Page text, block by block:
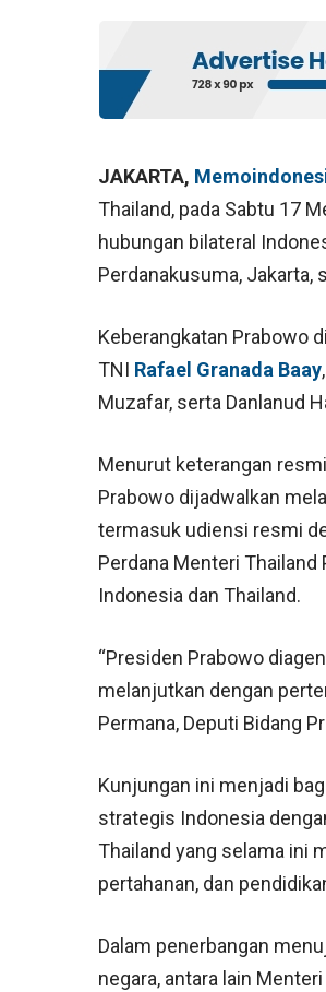
JAKARTA,
Thailand, pada Sabtu 17
hubungan bilateral
Perdanakusuma, Jakarta,
Keberangkatan Prabowo
TNI Rafael Granada Baay
Muzafar, serta Danlanud
Menurut keterangan
Prabowo dijadwalkan
termasuk udiensi resmi
Perdana Menteri
Indonesia dan Thailand.
“Presiden Prabowo
melanjutkan dengan
Permana, Deputi Bidang
Kunjungan ini menjadi
strategis Indonesia
Thailand yang selama ini
pertahanan, dan
Dalam penerbangan
negara, antara lain